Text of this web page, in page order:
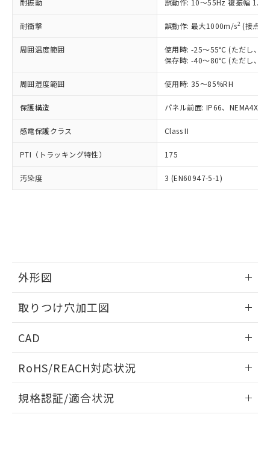
耐振動 誤動作: 10～55Hz 複振幅
耐衝撃 誤動作: 最大1000m/s2 (接点
周囲温度範囲
使用時: -25～55℃ (ただし、氷
保存時: -40～80℃ (ただし、氷
周囲湿度範囲 使用時: 35～85%RH
保護構造 パネル前面: IP66、NEMA4X,
感電保護クラス Class II
PTI（トラッキング特性） 175
汚染度 3 (EN60947-5-1)
外形図
取りつけ穴加工図
CAD
ドすることができます。
ログイン/会員登録
RoHS/REACH対応状況
EU RoHS 注意事項・凡例
規格認証/適合状況
正式な納期状況および標準価格はお客
様のお取引先、またはお客様担当のオ
ムロン制御機器販売店・当社販売員に
オムロン制御機器販売店や当社販売拠
販売ネットワーク
」をご確認
在庫状況および標準価格結果を当社の
事前の承諾なく第三者に漏洩または開
示しないようお願いします。
マイパーツ機能（部品リスト作成サー
ビス）をご利用いただくには、I-Web
メンバーズにご登録されている必要が
お客様が当ウェブサイト上で当社にご
指します。
但し、RoHS指令で産業用監視および制御機器に対する
適用除外項目は除く。
フタル酸エステル類の４物質については閾値を超える意
図的な使用がないことを確認しています。
部品在庫の切り替え状況などにより、予定
月が前後することがあります。
※3 非含有証明書ダウンロード
51物質の非含有証明書（当社基準）
※本証明書は発行日時点で非含有を証明す
るもので、過去に遡って非含有を証明する
ものではありません。
また、RoHS指令のフタル酸エステル類４
欄に対応日を記載しておりました。
既に当社にて対応品への在庫切替を完了
していることから、特段のことがない限
り、2022年1月12日より割愛しておりま
す。
DBP(フタル酸ジブチル) : 1000ppm、 DIBP(フタル酸ジ
イソブチル) : 1000ppm、 BBP(フタル酸ブチルベンジ
DEHP(フタル酸ビス(2-エチルヘキシル)) : 1000ppm
準値以下であることを示します。
「10」：通常の使用状況下において有害物
質が外部に漏えいし、環境に深刻な影響を
及ぼさない年数を意味します。
「－」：未確認です。当社販売部門へお問
全に破砕するなど、違法に輸出されな
いよう必要な手段を講じます。
当社は貴社製品を、核兵器、ミサイ
ル、化学兵器、生物兵器またはその他
武器並びにこれらの製造装置等に一切
当社は、貴社製品を第三者に販売する
場合は、上記1、2および3の内容を当
該第三者に通知します。また当社は、
販売先および販売に係わる関係者が違
法に輸出するおそれがある場合は、取
り引きをいたしません。
一定数には満たないが在庫あり
－
在庫なし(最新の在庫状況につ
いては、お客様のお取引先、ま
たはお客様担当のオムロン制御
機器販売店・当社販売員にご確
空
受注生産機種、また在庫状況の
情報を公開していない機種